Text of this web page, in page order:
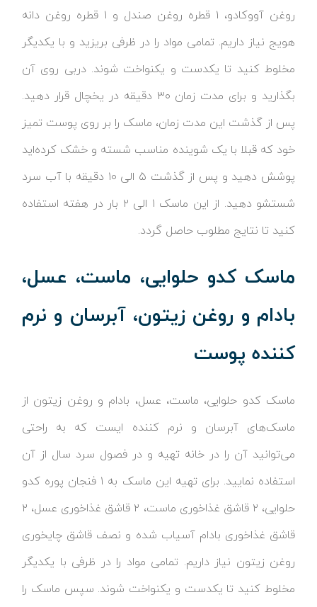
روغن آووکادو، ۱ قطره روغن صندل و ۱ قطره روغن دانه
هویج نیاز داریم. تمامی مواد را در ظرفی بریزید و با یکدیگر
مخلوط کنید تا یکدست و یکنواخت شوند. دربی روی آن
بگذارید و برای مدت زمان ۳۰ دقیقه در یخچال قرار دهید.
پس از گذشت این مدت زمان، ماسک را بر روی پوست تمیز
خود که قبلا با یک شوینده مناسب شسته و خشک کرده‌اید
پوشش دهید و پس از گذشت ۵ الی ۱۰ دقیقه با آب سرد
شستشو دهید. از این ماسک ۱ الی ۲ بار در هفته استفاده
کنید تا نتایج مطلوب حاصل گردد.
ماسک کدو حلوایی، ماست، عسل،
بادام و روغن زیتون، آبرسان و نرم
کننده پوست
ماسک کدو حلوایی، ماست، عسل، بادام و روغن زیتون از
ماسک‌های آبرسان و نرم کننده ایست که به راحتی
می‌توانید آن را در خانه تهیه و در فصول سرد سال از آن
استفاده نمایید. برای تهیه این ماسک به ۱ فنجان پوره کدو
حلوایی، ۲ قاشق غذاخوری ماست، ۲ قاشق غذاخوری عسل، ۲
قاشق غذاخوری بادام آسیاب شده و نصف قاشق چایخوری
روغن زیتون نیاز داریم. تمامی مواد را در ظرفی با یکدیگر
مخلوط کنید تا یکدست و یکنواخت شوند. سپس ماسک را